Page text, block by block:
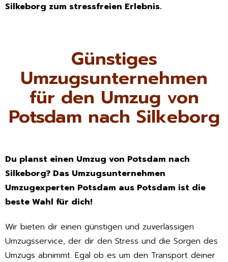
Silkeborg zum stressfreien Erlebnis.
Günstiges
Umzugsunternehmen
für den Umzug von
Potsdam nach Silkeborg
Du planst einen Umzug von Potsdam nach
Silkeborg? Das Umzugsunternehmen
Umzugexperten Potsdam aus Potsdam ist die
beste Wahl für dich!
Wir bieten dir einen günstigen und zuverlässigen
Umzugsservice, der dir den Stress und die Sorgen des
Umzugs abnimmt. Egal ob es um den Transport deiner